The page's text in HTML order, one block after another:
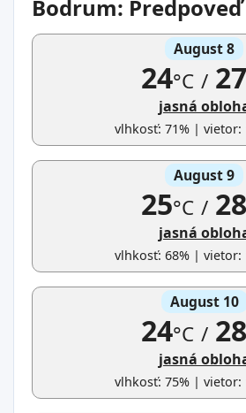
Bodrum:
August 8
24°C /27
jasná
vlhkosť: 71% | vietor:
August 9
25°C /28
jasná
vlhkosť: 68% | vietor:
August 10
24°C /28
jasná
vlhkosť: 75% | vietor: